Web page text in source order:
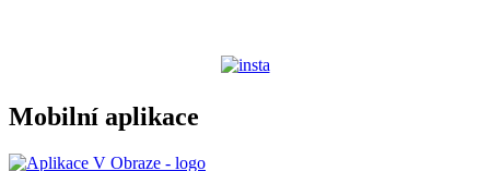
Mobilní aplikace